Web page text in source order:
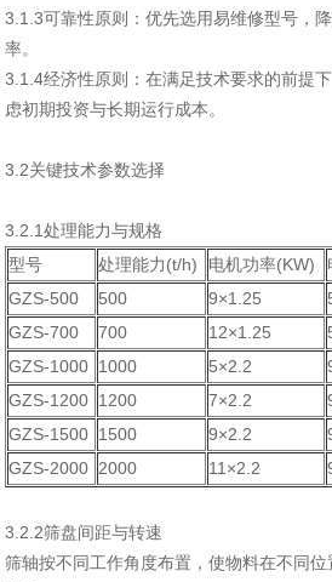
‌3.1.3可靠性原则‌：优先选用易维修型号，
率。
3.1.4经济性原则‌：在满足技术要求的前提
虑初期投资与长期运行成本。
3.2关键技术参数选择
3.2.1处理能力与规格
型号
处理能力(t/h) 电机功率(KW)
GZS-500
500 9×1.25
GZS-700
700 12×1.25
GZS-1000 1000 5×2.2
GZS-1200 1200 7×2.2
GZS-1500 1500 9×2.2
GZS-2000 2000 11×2.2
3.2.2筛盘间距与转速
筛轴按不同工作角度布置，使物料在不同